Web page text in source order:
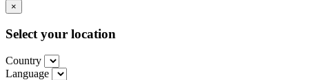
×
Select your location
Country
Language